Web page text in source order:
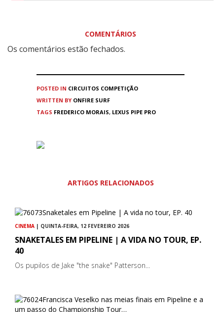
COMENTÁRIOS
Os comentários estão fechados.
POSTED IN CIRCUITOS COMPETIÇÃO
WRITTEN BY ONFIRE SURF
TAGS FREDERICO MORAIS, LEXUS PIPE PRO
ARTIGOS RELACIONADOS
CINEMA | QUINTA-FEIRA, 12 FEVEREIRO 2026
SNAKETALES EM PIPELINE | A VIDA NO TOUR, EP.
40
Os pupilos de Jake "the snake" Patterson...